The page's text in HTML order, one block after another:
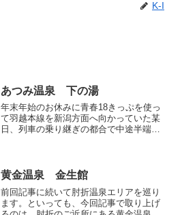
K-I
あつみ温泉 下の湯
年末年始のお休みに青春18きっぷを使っ
て羽越本線を新潟方面へ向かっていた某
日、列車の乗り継ぎの都合で中途半端に
めに訪れたのは共同浴場...
黄金温泉 金生館
前回記事に続いて肘折温泉エリアを巡り
ます。といっても、今回記事で取り上げ